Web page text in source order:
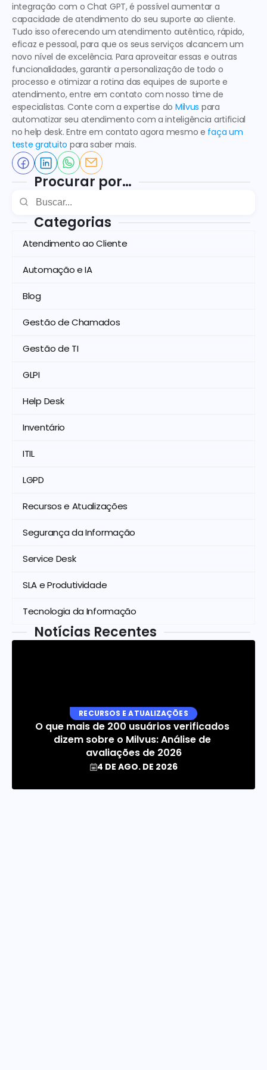
integração com o Chat GPT, é possível aumentar a
capacidade de atendimento do seu suporte ao cliente.
Tudo isso oferecendo um atendimento autêntico, rápido,
eficaz e pessoal, para que os seus serviços alcancem um
novo nível de excelência. Para aproveitar essas e outras
funcionalidades, garantir a personalização de todo o
processo e otimizar a rotina das equipes de suporte e
atendimento, entre em contato com nosso time de
especialistas. Conte com a expertise do Milvus para
automatizar seu atendimento com a inteligência artificial
no help desk. Entre em contato agora mesmo e faça um
teste gratuito para saber mais.
Procurar por…
Categorias
Atendimento ao Cliente
Automação e IA
Blog
Gestão de Chamados
Gestão de TI
GLPI
Help Desk
Inventário
ITIL
LGPD
Recursos e Atualizações
Segurança da Informação
Service Desk
SLA e Produtividade
Tecnologia da Informação
Notícias Recentes
RECURSOS E ATUALIZAÇÕES
O que mais de 200 usuários verificados
dizem sobre o Milvus: Análise de
avaliações de 2026
4 DE AGO. DE 2026